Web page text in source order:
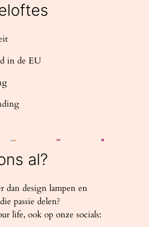
in de EU
al?
dan design lampen en
passie delen?
life, ook op onze socials: